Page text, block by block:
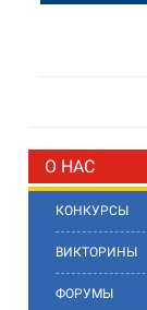
О НАС
КОНКУРСЫ
ВИКТОРИНЫ
ФОРУМЫ